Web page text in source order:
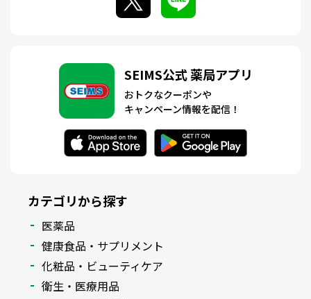
SEIMS公式 薬局アプリ
おトクなクーポンや
キャンペーン情報を配信！
カテゴリから探す
医薬品
健康食品・サプリメント
化粧品・ビューティケア
衛生・医療用品